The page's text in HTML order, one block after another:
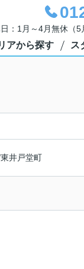
1月～4月無休（5
アから探す ス
東井戸堂町